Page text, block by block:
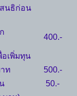
นธิก่อน
400.-
เพิ่มทุน
ท
500.-
50.-